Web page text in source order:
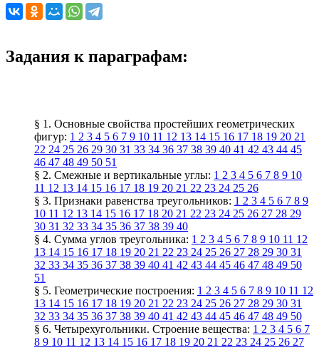
Задания к параграфам:
§ 1. Основные свойства простейших геометрических
фигур: 1 2 3 4 5 6 7 9 10 11 12 13 14 15 16 17 18 19 20 21
22 24 25 26 29 30 31 33 34 36 37 38 39 40 41 42 43 44 45
46 47 48 49 50 51
§ 2. Смежные и вертикальные углы: 1 2 3 4 5 6 7 8 9 10
11 12 13 14 15 16 17 18 19 20 21 22 23 24 25 26
§ 3. Признаки равенства треугольников: 1 2 3 4 5 6 7 8 9
10 11 12 13 14 15 16 17 18 20 21 22 23 24 25 26 27 28 29
30 31 32 33 34 35 36 37 38 39 40
§ 4. Сумма углов треугольника: 1 2 3 4 5 6 7 8 9 10 11 12
13 14 15 16 17 18 19 20 21 22 23 24 25 26 27 28 29 30 31
32 33 34 35 36 37 38 39 40 41 42 43 44 45 46 47 48 49 50
51
§ 5. Геометрические построения: 1 2 3 4 5 6 7 8 9 10 11 12
13 14 15 16 17 18 19 20 21 22 23 24 25 26 27 28 29 30 31
32 33 34 35 36 37 38 39 40 41 42 43 44 45 46 47 48 49 50
§ 6. Четырехугольники. Строение вещества: 1 2 3 4 5 6 7
8 9 10 11 12 13 14 15 16 17 18 19 20 21 22 23 24 25 26 27